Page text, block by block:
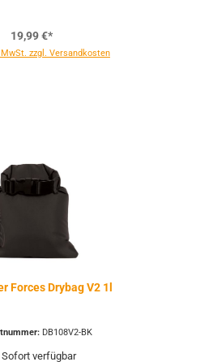
19,99 €*
zzgl. Versandkosten
Forces Drybag V2 1l
DB108V2-BK
Sofort verfügbar